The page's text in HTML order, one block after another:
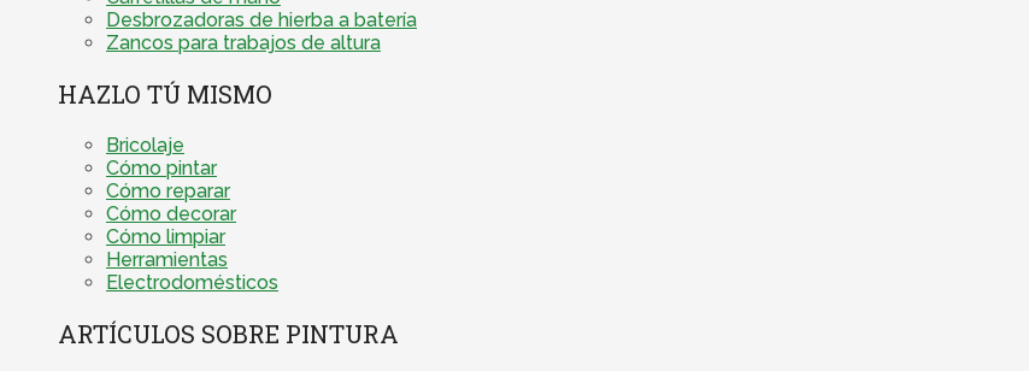
Desbrozadoras de hierba a batería
Zancos para trabajos de altura
HAZLO TÚ MISMO
Bricolaje
Cómo pintar
Cómo reparar
Cómo decorar
Cómo limpiar
Herramientas
Electrodomésticos
ARTÍCULOS SOBRE PINTURA